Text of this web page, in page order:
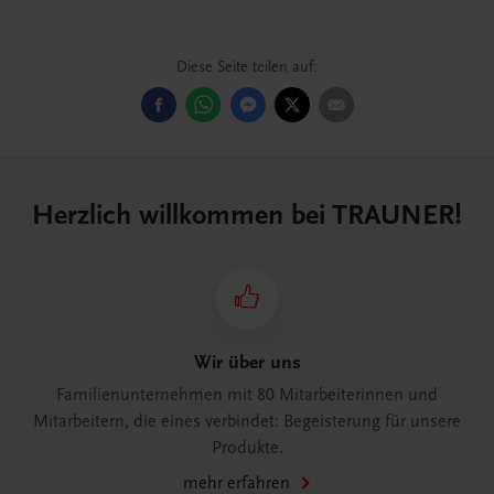
Diese Seite teilen auf:
Herzlich willkommen bei TRAUNER!
Wir über uns
Familienunternehmen mit 80 Mitarbeiterinnen und
Mitarbeitern, die eines verbindet: Begeisterung für unsere
Produkte.
mehr erfahren